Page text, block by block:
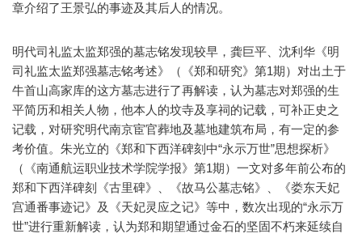
章介绍了王景弘的事迹及其后人的情况。
明代司礼监太监郑强的墓志铭发现较早，龚巨平、沈利华《明
司礼监太监郑强墓志铭考述》（《郑和研究》第1期）对出土于
牛首山高家库的这方墓志进行了再解读，认为墓志对郑强的生
平简历和相关人物，他本人的坟寺及享祠的记载，可补正史之
记载，对研究明代南京宦官葬地及墓地建筑布局，有一定的参
考价值。朱光立的《郑和下西洋碑刻中“永示万世”思想探析》
（《南通航运职业技术学院学报》第1期）一文对多年前公布的
郑和下西洋碑刻《古里碑》、《故马公墓志铭》、《娄东天妃
宫通番事迹记》及《天妃灵应之记》等中，数次出现的“永示万
世”进行重新解读，认为郑和期望通过金石的坚固不朽来延续自